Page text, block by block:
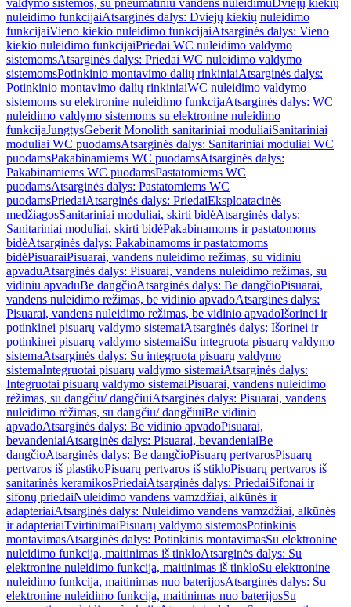
valdymo sistemos, su pneumatiniu vandens nuleidimuDviejų kiekių
nuleidimo funkcijaiAtsarginės dalys: Dviejų kiekių nuleidimo
funkcijaiVieno kiekio nuleidimo funkcijaiAtsarginės dalys: Vieno
kiekio nuleidimo funkcijaiPriedai WC nuleidimo valdymo
sistemomsAtsarginės dalys: Priedai WC nuleidimo valdymo
sistemomsPotinkinio montavimo dalių rinkiniaiAtsarginės dalys:
Potinkinio montavimo dalių rinkiniaiWC nuleidimo valdymo
sistemoms su elektronine nuleidimo funkcijaAtsarginės dalys: WC
nuleidimo valdymo sistemoms su elektronine nuleidimo
funkcijaJungtysGeberit Monolith sanitariniai moduliaiSanitariniai
moduliai WC puodamsAtsarginės dalys: Sanitariniai moduliai WC
puodamsPakabinamiems WC puodamsAtsarginės dalys:
Pakabinamiems WC puodamsPastatomiems WC
puodamsAtsarginės dalys: Pastatomiems WC
puodamsPriedaiAtsarginės dalys: PriedaiEksploatacinės
medžiagosSanitariniai moduliai, skirti bidėAtsarginės dalys:
Sanitariniai moduliai, skirti bidėPakabinamoms ir pastatomoms
bidėAtsarginės dalys: Pakabinamoms ir pastatomoms
bidėPisuaraiPisuarai, vandens nuleidimo režimas, su vidiniu
apvaduAtsarginės dalys: Pisuarai, vandens nuleidimo režimas, su
vidiniu apvaduBe dangčioAtsarginės dalys: Be dangčioPisuarai,
vandens nuleidimo režimas, be vidinio apvadoAtsarginės dalys:
Pisuarai, vandens nuleidimo režimas, be vidinio apvadoIšorinei ir
potinkinei pisuarų valdymo sistemaiAtsarginės dalys: Išorinei ir
potinkinei pisuarų valdymo sistemaiSu integruota pisuarų valdymo
sistemaAtsarginės dalys: Su integruota pisuarų valdymo
sistemaIntegruotai pisuarų valdymo sistemaiAtsarginės dalys:
Integruotai pisuarų valdymo sistemaiPisuarai, vandens nuleidimo
rėžimas, su dangčiu/ dangčiuiAtsarginės dalys: Pisuarai, vandens
nuleidimo rėžimas, su dangčiu/ dangčiuiBe vidinio
apvadoAtsarginės dalys: Be vidinio apvadoPisuarai,
bevandeniaiAtsarginės dalys: Pisuarai, bevandeniaiBe
dangčioAtsarginės dalys: Be dangčioPisuarų pertvarosPisuarų
pertvaros iš plastikoPisuarų pertvaros iš stikloPisuarų pertvaros iš
sanitarinės keramikosPriedaiAtsarginės dalys: PriedaiSifonai ir
sifonų priedaiNuleidimo vandens vamzdžiai, alkūnės ir
adapteriaiAtsarginės dalys: Nuleidimo vandens vamzdžiai, alkūnės
ir adapteriaiTvirtinimaiPisuarų valdymo sistemosPotinkinis
montavimasAtsarginės dalys: Potinkinis montavimasSu elektronine
nuleidimo funkcija, maitinimas iš tinkloAtsarginės dalys: Su
elektronine nuleidimo funkcija, maitinimas iš tinkloSu elektronine
nuleidimo funkcija, maitinimas nuo baterijosAtsarginės dalys: Su
elektronine nuleidimo funkcija, maitinimas nuo baterijosSu